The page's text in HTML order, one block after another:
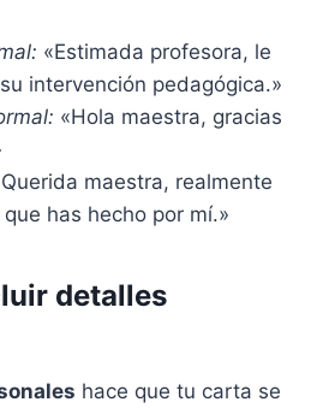
«Estimada profesora, le
intervención pedagógica.»
«Hola maestra, gracias
maestra, realmente
has hecho por mí.»
detalles
hace que tu carta se